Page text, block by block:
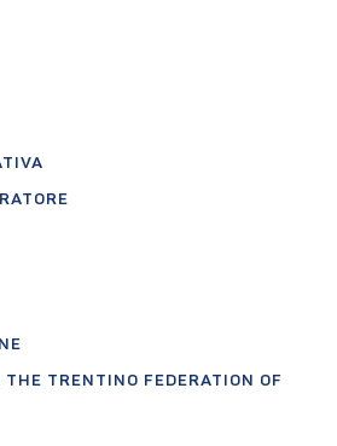
TRENTINO FEDERATION OF